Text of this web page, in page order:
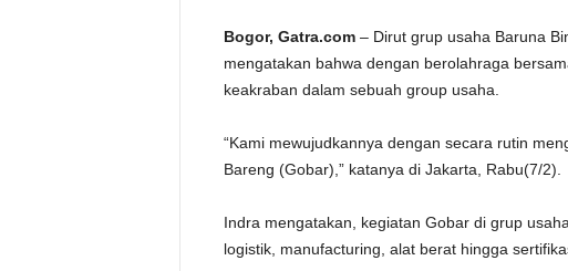
Bogor, Gatra.com – Dirut grup usaha Baruna
mengatakan bahwa dengan berolahraga
keakraban dalam sebuah group usaha.
“Kami mewujudkannya dengan secara rutin
Bareng (Gobar),” katanya di Jakarta, Rabu(7/2).
Indra mengatakan, kegiatan Gobar di grup
logistik, manufacturing, alat berat hingga